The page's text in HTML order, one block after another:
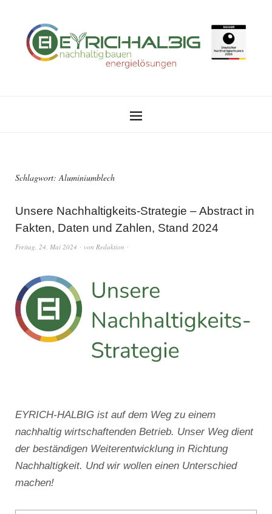
Schlagwort: Aluminiumblech
Unsere Nachhaltigkeits-Strategie – Abstract in
Fakten, Daten und Zahlen, Stand 2024
Freitag, 24. Mai 2024 von Redaktion
EYRICH-HALBIG ist auf dem Weg zu einem
nachhaltig wirtschaftenden Betrieb. Unser Weg dient
der beständigen Weiterentwicklung in Richtung
Nachhaltigkeit. Und wir wollen einen Unterschied
machen!